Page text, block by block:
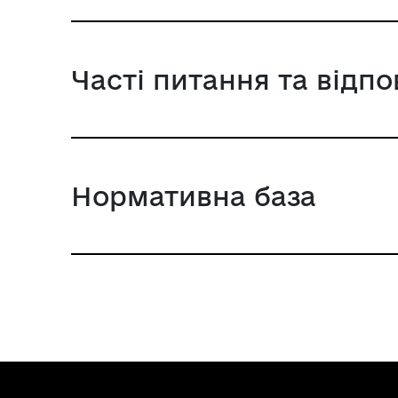
Часті питання та
Нормативна база